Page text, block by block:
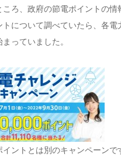
ろ、政府の節電ポイントの情
トについて調べていたら、各電
っていました。
イントとは別のキャンペーンで